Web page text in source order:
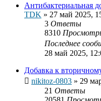
Антибактериальная
TDK » 27 май 2025,
3 Ответы
8310
Последнее
28 май 2025,
Добавка к
nikitoz-0803 » 29
21 Ответы